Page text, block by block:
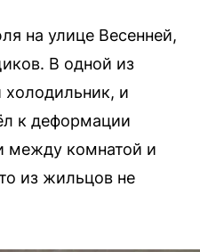
на улице Весенней,
В одной из
холодильник, и
к деформации
между комнатой и
из жильцов не